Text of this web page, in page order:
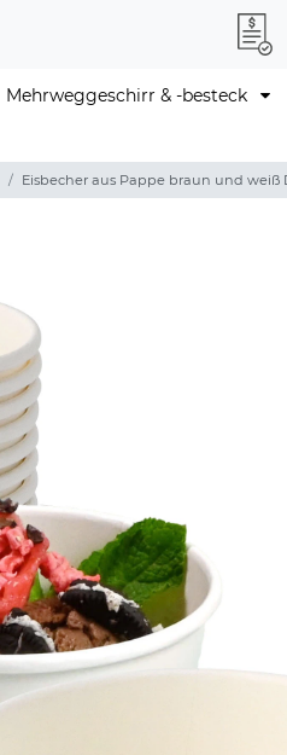
Mehrweggeschirr & -besteck
Eisbecher aus Pappe braun und weiß